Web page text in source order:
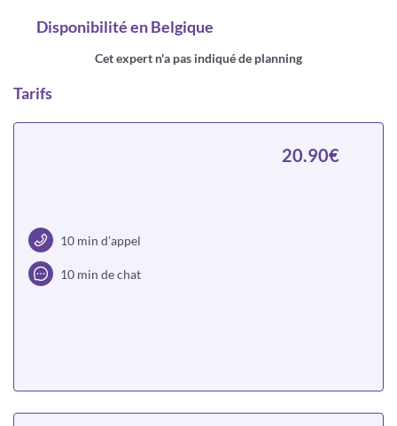
Disponibilitéen Belgique
Cet expert n'a pas indiqué de planning
Tarifs
10 min d’appel
10 min de chat
20.90€